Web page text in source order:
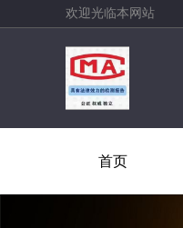
欢迎光临本网站
首页